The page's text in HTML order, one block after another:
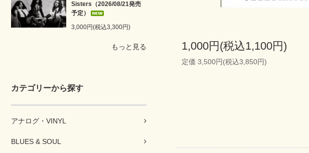
Sisters（2026/08/21発売
予定）
3,000円(税込3,300円)
もっと見る
カテゴリーから探す
アナログ・VINYL
BLUES & SOUL
1,000円(税込1,100円)
定価 3,500円(税込3,850円)